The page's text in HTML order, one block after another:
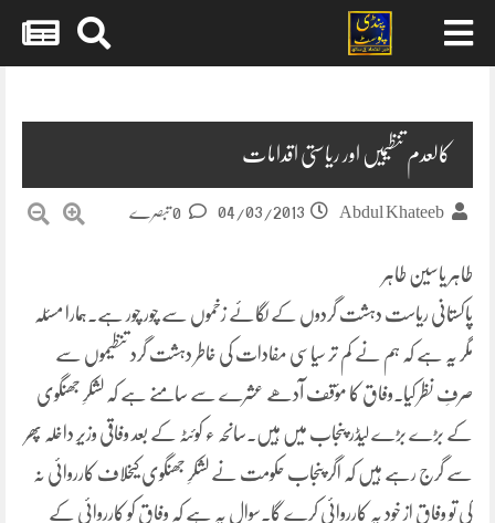
کالعدم تنظیمیں اور ریاستی اقدامات
Abdul Khateeb
04/03/2013
طاہر یاسین طاہر
پاکستانی ریاست دہشت گردوں کے لگائے زخموں سے چور چور ہے۔ہمارا مسئلہ
مگر یہ ہے کہ ہم نے کم تر سیاسی مفادات کی خاطر دہشت گرد تنظیموں سے
صرفِ نظر کیا۔وفاق کا مؤقف آدھے عشرے سے سامنے ہے کہ لشکرِ جھنگوی
کے بڑے بڑے لیڈر پنجاب میں ہیں۔سانحہ ء کوئٹہ کے بعد وفاقی وزیرِ داخلہ پھر
سے گرج رہے ہیں کہ اگر پنجاب حکومت نے لشکرِ جھنگوی کیخلاف کارروائی نہ
کی تو وفاق از خود یہ کارروائی کرے گا۔سوال یہ ہے کہ وفاق کو کارروائی کے